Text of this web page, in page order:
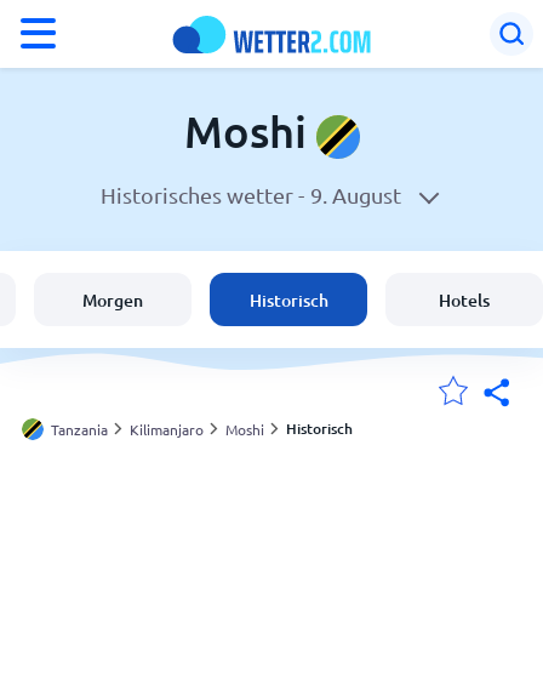
Wetter in Moshi
Schweiz
Deutschland
Moshi
Historisches wetter - 9. August
Morgen Historisch Hotels
Tanzania Kilimanjaro Moshi Historisch